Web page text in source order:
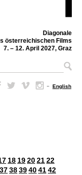
Diagonale
österreichischen Films
7. – 12. April 2027, Graz
– English
18 19202122
373839404142